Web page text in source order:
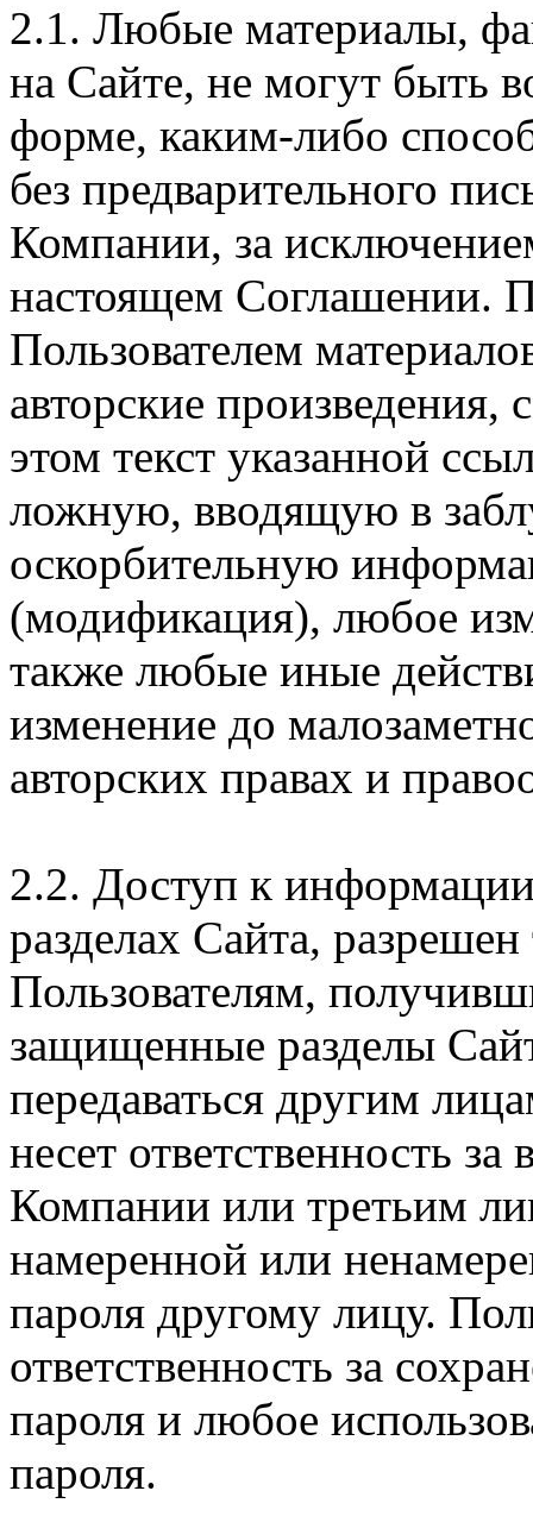
2.1. Любые материалы,
на Сайте, не могут быть
форме, каким-либо
без предварительного
Компании, за
настоящем Соглашении.
Пользователем
авторские произведения,
этом текст указанной
ложную, вводящую в
оскорбительную
(модификация), любое
также любые иные
изменение до
авторских правах и
2.2. Доступ к
разделах Сайта,
Пользователям,
защищенные разделы
передаваться другим
несет ответственность
Компании или третьим
намеренной или
пароля другому лицу.
ответственность за
пароля и любое
пароля.